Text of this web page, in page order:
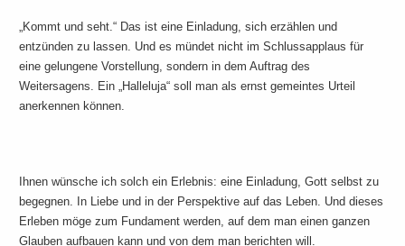
„Kommt und seht.“ Das ist eine Einladung, sich erzählen und
entzünden zu lassen. Und es mündet nicht im Schlussapplaus für
eine gelungene Vorstellung, sondern in dem Auftrag des
Weitersagens. Ein „Halleluja“ soll man als ernst gemeintes Urteil
anerkennen können.
Ihnen wünsche ich solch ein Erlebnis: eine Einladung, Gott selbst zu
begegnen. In Liebe und in der Perspektive auf das Leben. Und dieses
Erleben möge zum Fundament werden, auf dem man einen ganzen
Glauben aufbauen kann und von dem man berichten will.